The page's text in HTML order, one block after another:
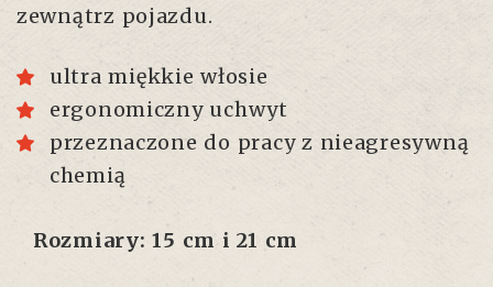
zewnątrz pojazdu.
ultra miękkie włosie
ergonomiczny uchwyt
przeznaczone do pracy z nieagresywną
chemią
Rozmiary: 15 cm i 21 cm